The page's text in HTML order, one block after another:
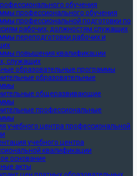
обучения
профессионального обучения
профессиональной подготовки по
рабочих, должностям служащих
переподготовки рабочих и
повышения квалификации
служащих
образовательные программы
образовательные
общеразвивающие
профессиональные
учебного центра профессиональной
учебного центра
квалификации
основание
акты